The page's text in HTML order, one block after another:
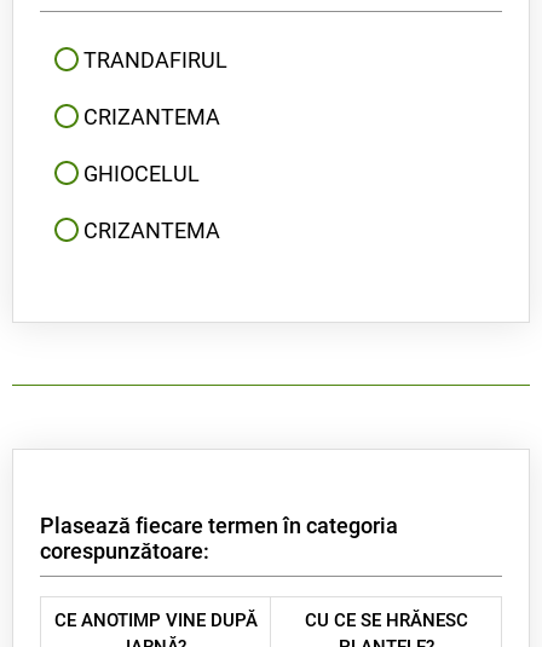
TRANDAFIRUL
CRIZANTEMA
GHIOCELUL
CRIZANTEMA
Plasează fiecare termen în categoria
corespunzătoare:
CE ANOTIMP VINE DUPĂ
CU CE SE HRĂNESC